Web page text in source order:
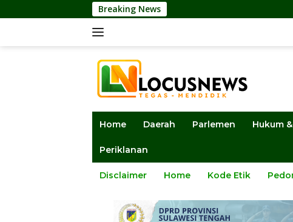
ke
Breaking News Disanksi Dinas
Home Daerah Parlemen Hukum
Periklanan
Disclaimer Home Kode Etik